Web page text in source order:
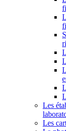
Les
Les